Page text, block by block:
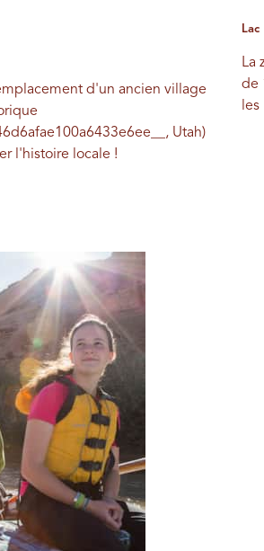
d'un ancien village
Utah)
l'histoire locale !
Lac
La
de